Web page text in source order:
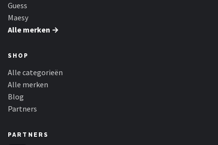
Guess
Maesy
Alle merken →
SHOP
Alle categorieën
Alle merken
Blog
Partners
PARTNERS